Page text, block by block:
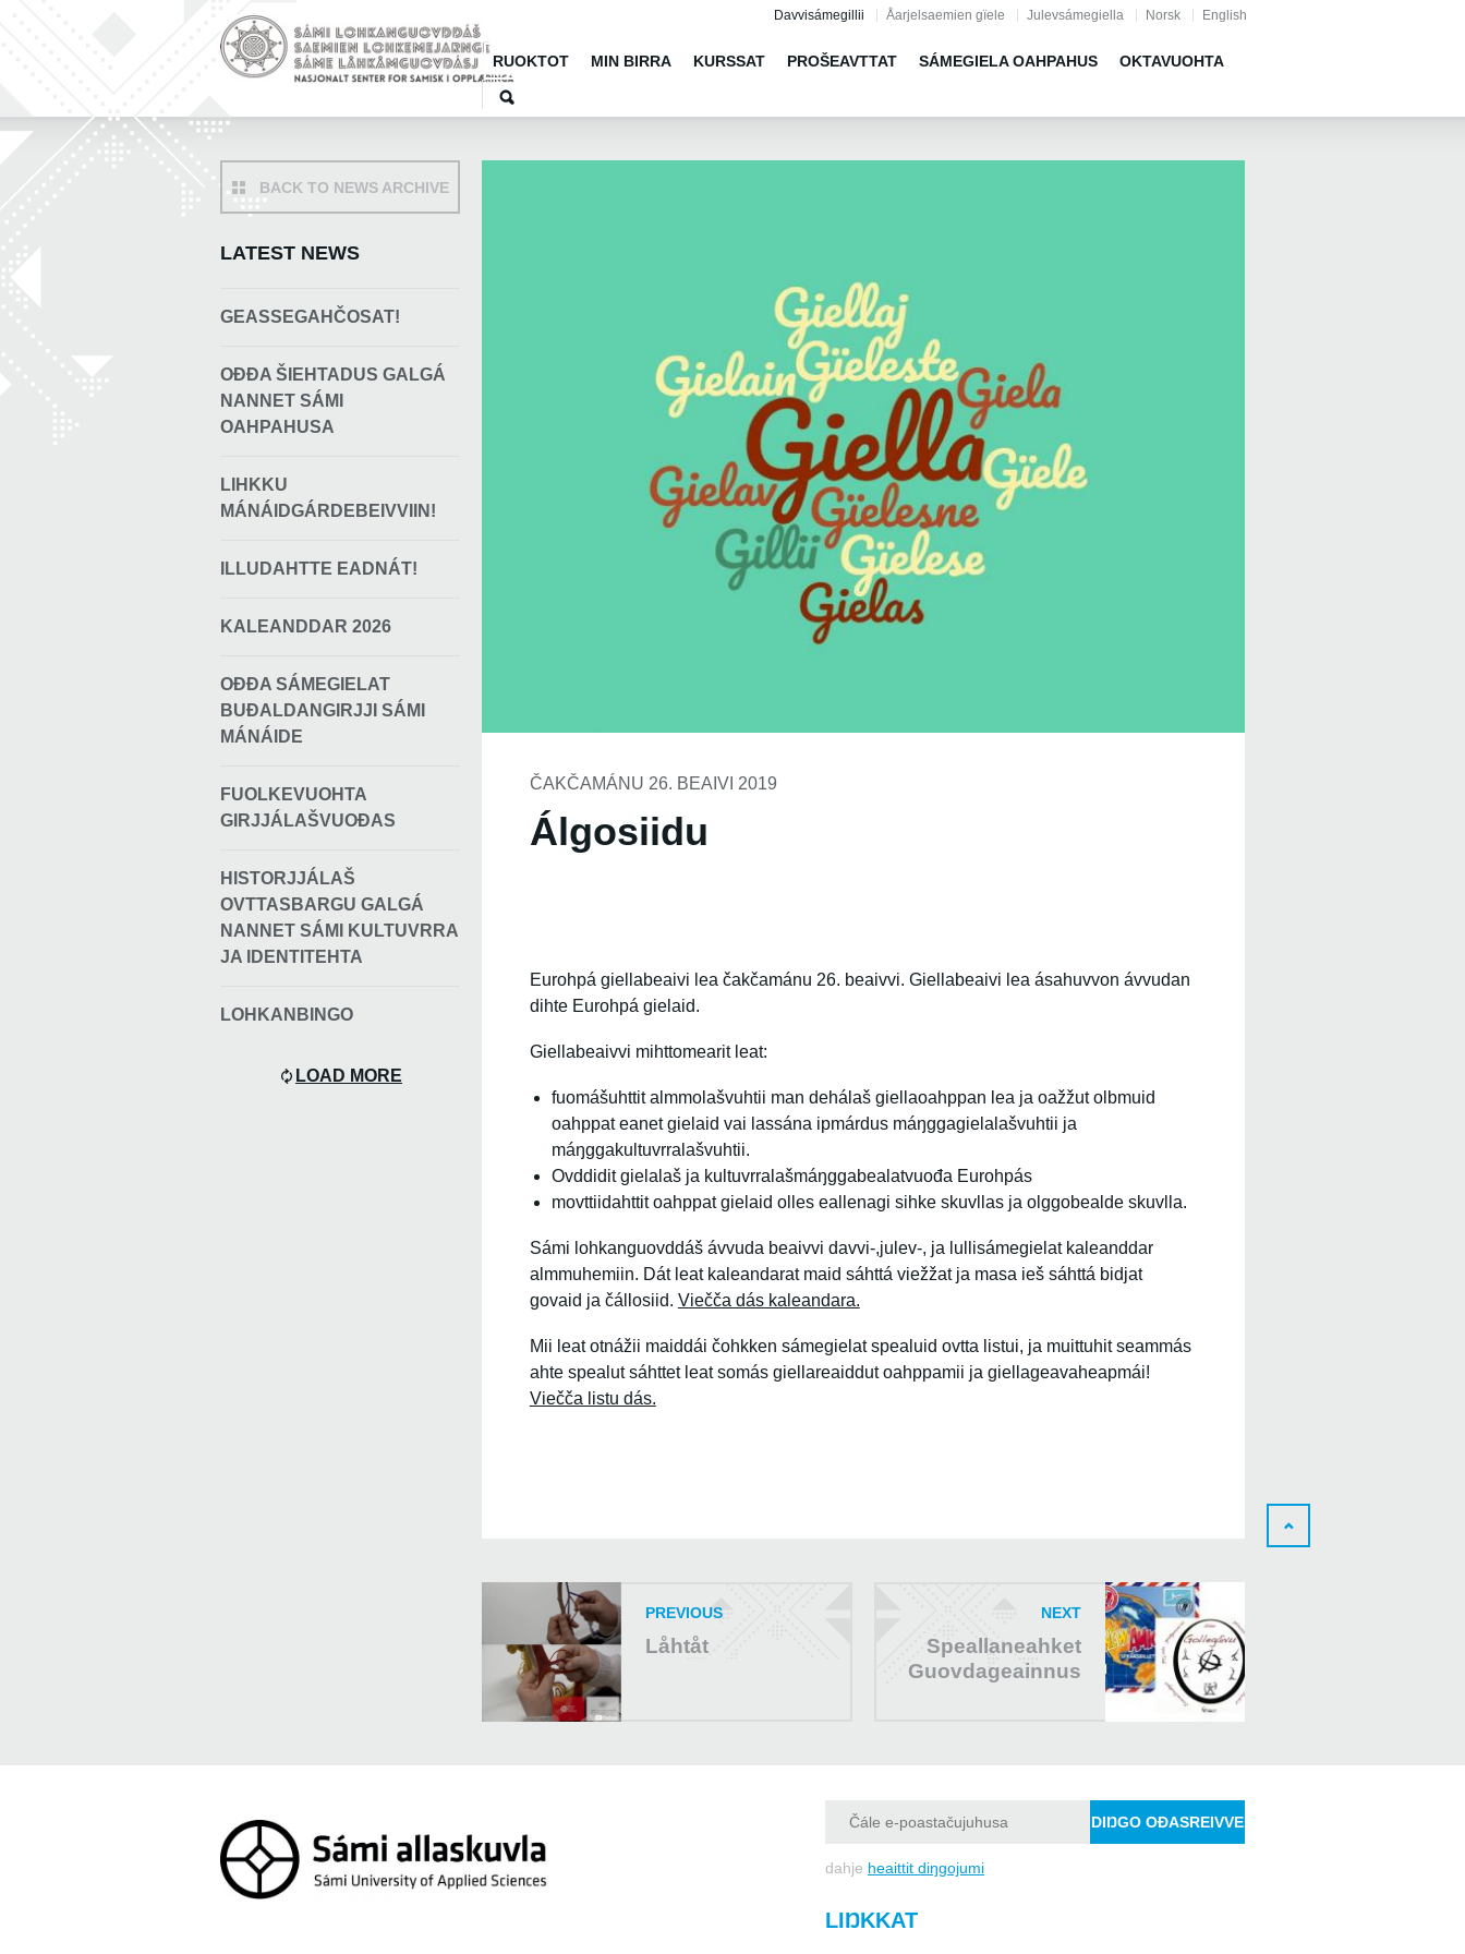
Jump to navigationDavvisámegillii Åarjelsaemien gïele Julevsámegiella Norsk English
RUOKTOT MIN BIRRA KURSSAT PROŠEAVTTAT SÁMEGIELA OAHPAHUS OKTAVUOHTA
BACK TO NEWS ARCHIVE
LATEST NEWS
GEASSEGAHČOSAT!
OĐĐA ŠIEHTADUS GALGÁ
NANNET SÁMI
OAHPAHUSA
LIHKKU
MÁNÁIDGÁRDEBEIVVIIN!
ILLUDAHTTE EADNÁT!
KALEANDDAR 2026
OĐĐA SÁMEGIELAT
BUĐALDANGIRJJI SÁMI
MÁNÁIDE
FUOLKEVUOHTA
GIRJJÁLAŠVUOĐAS
HISTORJJÁLAŠ
OVTTASBARGU GALGÁ
NANNET SÁMI KULTUVRRA
JA IDENTITEHTA
LOHKANBINGO
LOAD MORE
ČAKČAMÁNU 26. BEAIVI 2019
Álgosiidu
Eurohpá giellabeaivi lea čakčamánu 26. beaivvi. Giellabeaivi lea ásahuvvon ávvudan
dihte Eurohpá gielaid.
Giellabeaivvi mihttomearit leat:
fuomášuhttit almmolašvuhtii man dehálaš giellaoahppan lea ja oažžut olbmuid
oahppat eanet gielaid vai lassána ipmárdus máŋggagielalašvuhtii ja
máŋggakultuvrralašvuhtii.
Ovddidit gielalaš ja kultuvrralašmáŋggabealatvuođa Eurohpás
movttiidahttit oahppat gielaid olles eallenagi sihke skuvllas ja olggobealde skuvlla.
Sámi lohkanguovddáš ávvuda beaivvi davvi-,julev-, ja lullisámegielat kaleanddar
almmuhemiin. Dát leat kaleandarat maid sáhttá viežžat ja masa ieš sáhttá bidjat
govaid ja čállosiid. Viečča dás kaleandara.
Mii leat otnážii maiddái čohkken sámegielat spealuid ovtta listui, ja muittuhit seammás
ahte spealut sáhttet leat somás giellareaiddut oahppamii ja giellageavaheapmái!
Viečča listu dás.
PREVIOUS
Låhtåt
NEXT
Speallaneahket
Guovdageainnus
dahje heaittit diŋgojumi
LIŊKKAT